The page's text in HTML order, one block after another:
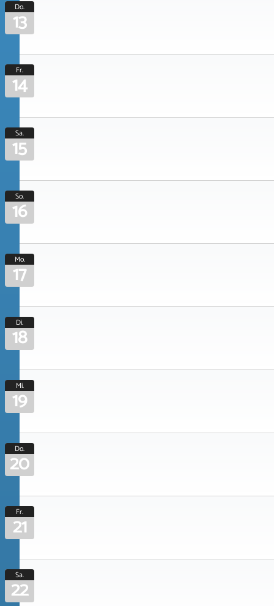
Do.
13
Fr.
14
Sa.
15
So.
16
Mo.
17
Di.
18
Mi.
19
Do.
20
Fr.
21
Sa.
22